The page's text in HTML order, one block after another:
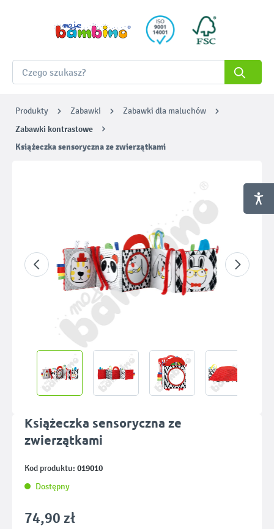
Produkty Zabawki Zabawki dla maluchów
Zabawki kontrastowe
Książeczka sensoryczna ze zwierzątkami
Książeczka sensoryczna ze
zwierzątkami
Kod produktu: 019010
Dostępny
74,90 zł